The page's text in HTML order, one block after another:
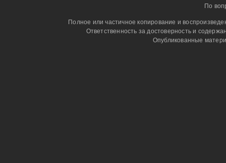
По
Полное или частичное копирование и
Ответственность за достоверность и
Опубликованные